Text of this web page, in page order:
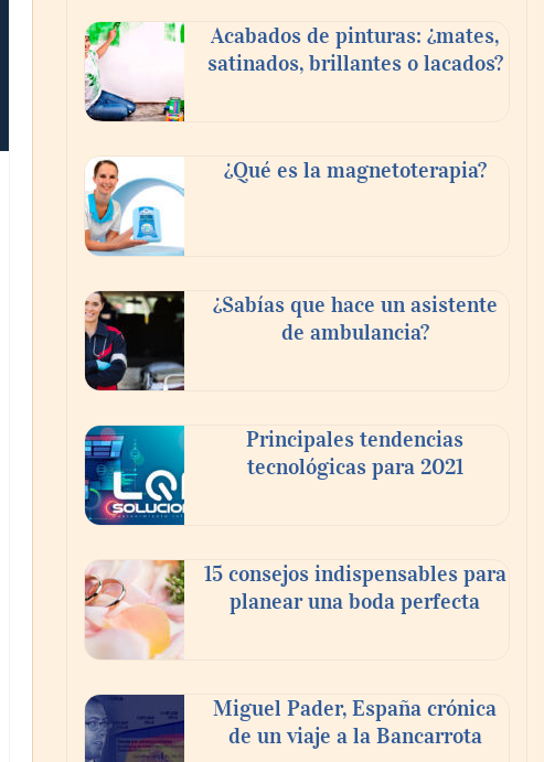
Acabados de pinturas: ¿mates,
satinados, brillantes o lacados?
¿Qué es la magnetoterapia?
¿Sabías que hace un asistente
de ambulancia?
Principales tendencias
tecnológicas para 2021
15 consejos indispensables para
planear una boda perfecta
Miguel Pader, España crónica
de un viaje a la Bancarrota